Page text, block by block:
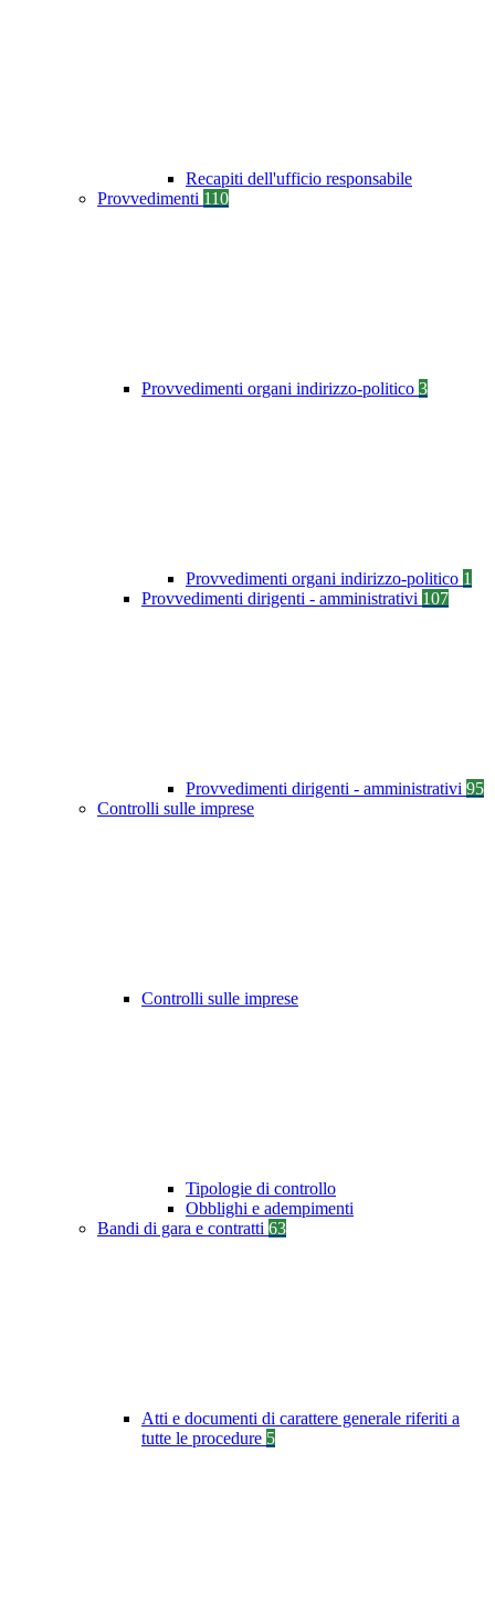
Recapiti dell'ufficio responsabile
Provvedimenti 110
Provvedimenti organi indirizzo-politico 3
Provvedimenti organi indirizzo-politico 1
Provvedimenti dirigenti - amministrativi 107
Provvedimenti dirigenti - amministrativi 95
Controlli sulle imprese
Controlli sulle imprese
Tipologie di controllo
Obblighi e adempimenti
Bandi di gara e contratti 63
Atti e documenti di carattere generale riferiti a
tutte le procedure 5